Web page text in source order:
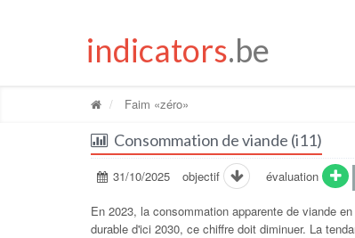
indicators.be
Faim «zéro»
Consommation de viande (i11)
31/10/2025 objectif évaluation
En 2023, la consommation apparente de viande
durable d'ici 2030, ce chiffre doit diminuer. La